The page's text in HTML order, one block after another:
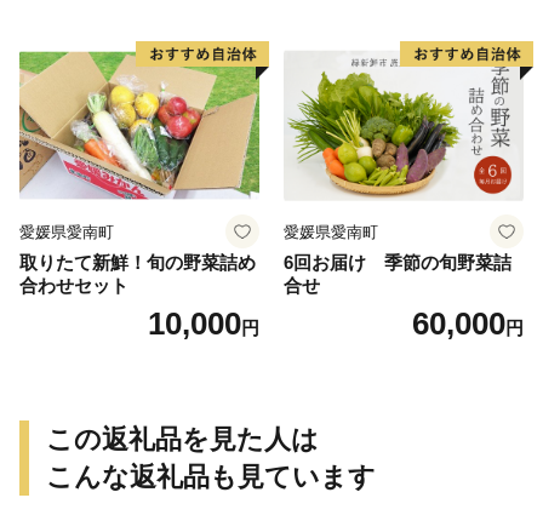
芋 ほしいも スイートポテト
いも天 サイズミックス 甘い
ねっとり 生芋 新芋 あんのう
いも 甘藷 べにはるか スイー
ツ 国産 糖度 産地直送 農家直
送 数量限定 21000円 愛媛 愛
南 ミッチーのおみかん畑
愛媛県愛南町
取りたて新鮮！旬の野菜詰め
合わせセット
10,000円
愛媛県愛南町
6回お届け 季節の旬野菜詰
合せ
60,000円
この返礼品を見た人は
こんな返礼品も見ています